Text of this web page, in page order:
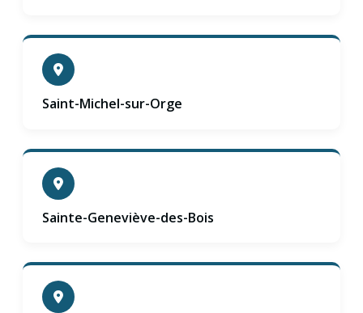
Saint-Michel-sur-Orge
Sainte-Geneviève-des-Bois